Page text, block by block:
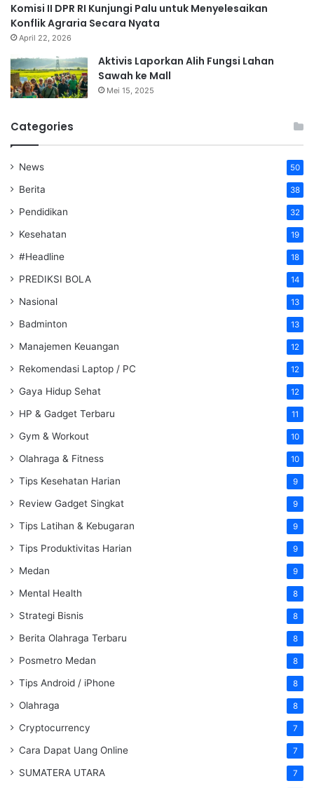
Komisi II DPR RI Kunjungi Palu untuk Menyelesaikan
Konflik Agraria Secara Nyata
April 22, 2026
Aktivis Laporkan Alih Fungsi Lahan
Sawah ke Mall
Mei 15, 2025
Categories
News 50
Berita 38
Pendidikan 32
Kesehatan 19
#Headline 18
PREDIKSI BOLA 14
Nasional 13
Badminton 13
Manajemen Keuangan 12
Rekomendasi Laptop / PC 12
Gaya Hidup Sehat 12
HP & Gadget Terbaru 11
Gym & Workout 10
Olahraga & Fitness 10
Tips Kesehatan Harian 9
Review Gadget Singkat 9
Tips Latihan & Kebugaran 9
Tips Produktivitas Harian 9
Medan 9
Mental Health 8
Strategi Bisnis 8
Berita Olahraga Terbaru 8
Posmetro Medan 8
Tips Android / iPhone 8
Olahraga 8
Cryptocurrency 7
Cara Dapat Uang Online 7
SUMATERA UTARA 7